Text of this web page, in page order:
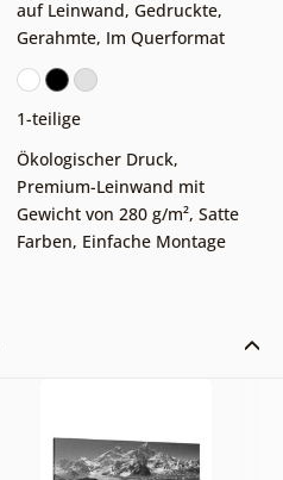
auf Leinwand, Gedruckte,
Gerahmte, Im Querformat
1-teilige
Ökologischer Druck,
Premium-Leinwand mit
Gewicht von 280 g/m², Satte
Farben, Einfache Montage